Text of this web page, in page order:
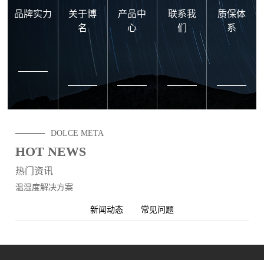
品牌实力
关于博
名
产品中
心
联系我
们
质保体
系
DOLCE META
HOT NEWS
热门资讯
温湿度解决方案
新闻动态 常见问题